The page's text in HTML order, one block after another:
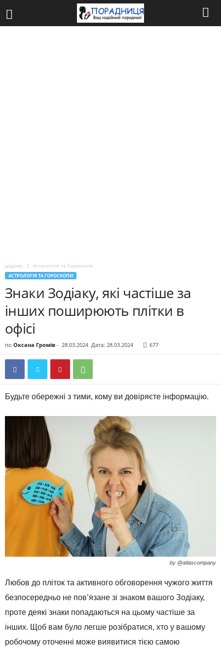
додому Астрологія та Гороскопи
АСТРОЛОГІЯ ТА ГОРОСКОПИ
Знаки Зодіаку, які частіше за
інших поширюють плітки в
офісі
по Оксана Громів - 28.03.2024 Дата: 28.03.2024 677
Будьте обережні з тими, кому ви довіряєте інформацію.
by @atlascompany
Любов до пліток та активного обговорення чужого життя
безпосередньо не пов’язане зі знаком вашого Зодіаку,
проте деякі знаки попадаються на цьому частіше за
інших. Щоб вам було легше розібратися, хто у вашому
робочому оточенні може виявитися тією самою